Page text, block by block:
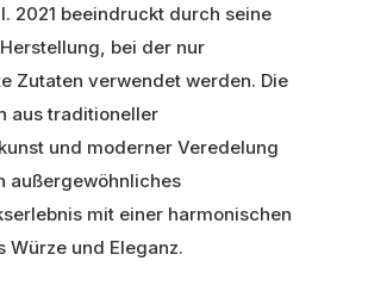
2021 beeindruckt durch seine
bei der nur
Zutaten verwendet werden. Die
aus traditioneller
und moderner Veredelung
außergewöhnliches
mit einer harmonischen
Würze und Eleganz.